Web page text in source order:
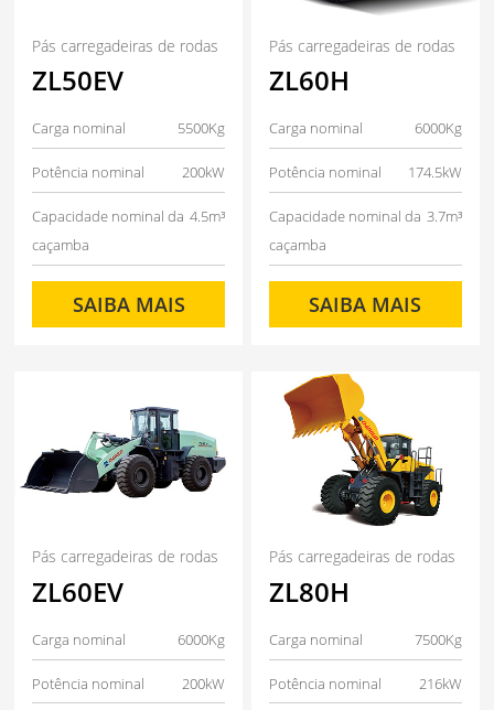
Pás carregadeiras de rodas
ZL50EV
Carga nominal 5500Kg
Potência nominal 200kW
Capacidade nominal da
caçamba
4.5m³
SAIBA MAIS
Pás carregadeiras de rodas
ZL60H
Carga nominal 6000Kg
Potência nominal 174.5kW
Capacidade nominal da
caçamba
3.7m³
SAIBA MAIS
Pás carregadeiras de rodas
ZL60EV
Carga nominal 6000Kg
Potência nominal 200kW
Pás carregadeiras de rodas
ZL80H
Carga nominal 7500Kg
Potência nominal 216kW